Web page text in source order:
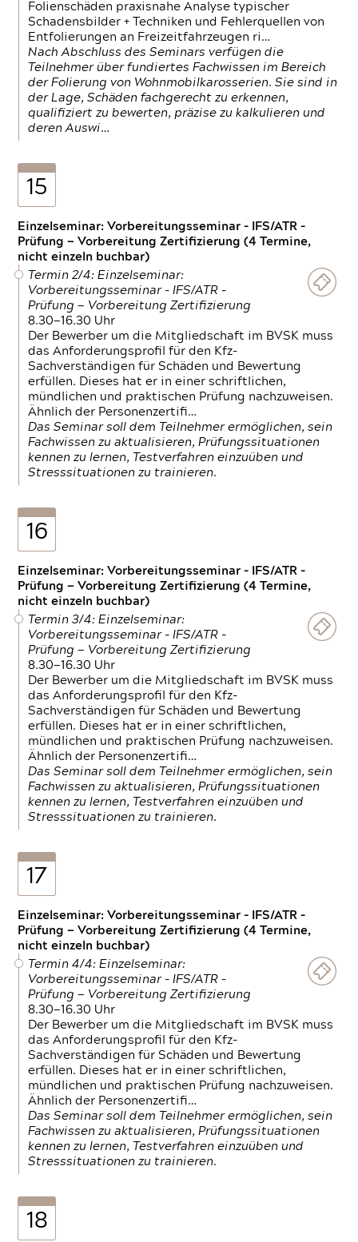
Folienschäden praxisnahe Analyse typischer
Schadensbilder + Techniken und Fehlerquellen von
Entfolierungen an Freizeitfahrzeugen ri…
Nach Abschluss des Seminars verfügen die
Teilnehmer über fundiertes Fachwissen im Bereich
der Folierung von Wohnmobilkarosserien. Sie sind in
der Lage, Schäden fachgerecht zu erkennen,
qualifiziert zu bewerten, präzise zu kalkulieren und
deren Auswi…
15
Einzelseminar: Vorbereitungsseminar - IFS/ATR -
Prüfung — Vorbereitung Zertifizierung (4 Termine,
nicht einzeln buchbar)
Termin 2/4: Einzelseminar:
Vorbereitungsseminar - IFS/ATR -
Prüfung — Vorbereitung Zertifizierung
8.30—16.30 Uhr
Der Bewerber um die Mitgliedschaft im BVSK muss
das Anforderungsprofil für den Kfz-
Sachverständigen für Schäden und Bewertung
erfüllen. Dieses hat er in einer schriftlichen,
mündlichen und praktischen Prüfung nachzuweisen.
Ähnlich der Personenzertifi…
Das Seminar soll dem Teilnehmer ermöglichen, sein
Fachwissen zu aktualisieren, Prüfungssituationen
kennen zu lernen, Testverfahren einzuüben und
Stresssituationen zu trainieren.
16
Einzelseminar: Vorbereitungsseminar - IFS/ATR -
Prüfung — Vorbereitung Zertifizierung (4 Termine,
nicht einzeln buchbar)
Termin 3/4: Einzelseminar:
Vorbereitungsseminar - IFS/ATR -
Prüfung — Vorbereitung Zertifizierung
8.30—16.30 Uhr
Der Bewerber um die Mitgliedschaft im BVSK muss
das Anforderungsprofil für den Kfz-
Sachverständigen für Schäden und Bewertung
erfüllen. Dieses hat er in einer schriftlichen,
mündlichen und praktischen Prüfung nachzuweisen.
Ähnlich der Personenzertifi…
Das Seminar soll dem Teilnehmer ermöglichen, sein
Fachwissen zu aktualisieren, Prüfungssituationen
kennen zu lernen, Testverfahren einzuüben und
Stresssituationen zu trainieren.
17
Einzelseminar: Vorbereitungsseminar - IFS/ATR -
Prüfung — Vorbereitung Zertifizierung (4 Termine,
nicht einzeln buchbar)
Termin 4/4: Einzelseminar:
Vorbereitungsseminar - IFS/ATR -
Prüfung — Vorbereitung Zertifizierung
8.30—16.30 Uhr
Der Bewerber um die Mitgliedschaft im BVSK muss
das Anforderungsprofil für den Kfz-
Sachverständigen für Schäden und Bewertung
erfüllen. Dieses hat er in einer schriftlichen,
mündlichen und praktischen Prüfung nachzuweisen.
Ähnlich der Personenzertifi…
Das Seminar soll dem Teilnehmer ermöglichen, sein
Fachwissen zu aktualisieren, Prüfungssituationen
kennen zu lernen, Testverfahren einzuüben und
Stresssituationen zu trainieren.
18